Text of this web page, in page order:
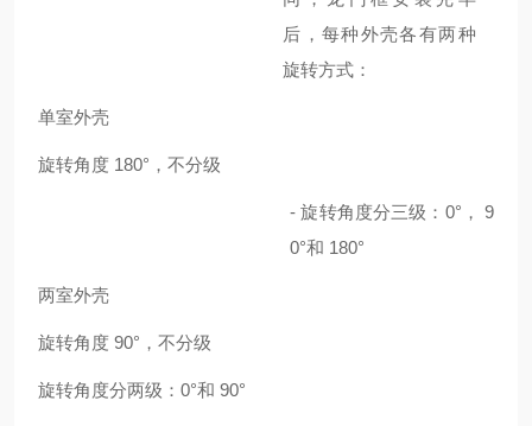
后，每种外壳各有两种
旋转方式：
单室外壳
旋转角度 180° ，不分级
-旋转角度分三级： 0° ，9
0°和 180°
两室外壳
旋转角度 90° ，不分级
旋转角度分两级： 0°和 90°